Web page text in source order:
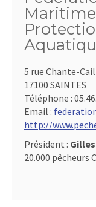
5 rue Chante-
17100 SAINTES
Téléphone :
Email :
http://
Président : Gilles
20.000 pêcheurs